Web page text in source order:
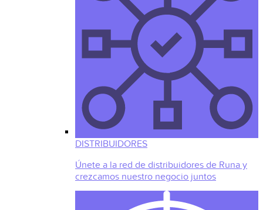
DISTRIBUIDORES
Únete a la red de distribuidores de Runa y
crezcamos nuestro negocio juntos